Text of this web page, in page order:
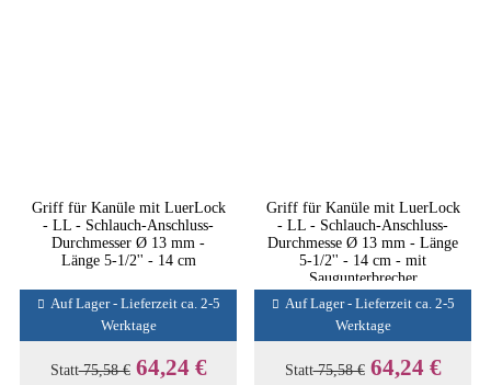
Griff für Kanüle mit LuerLock
- LL - Schlauch-Anschluss-
Durchmesser Ø 13 mm -
Länge 5-1/2'' - 14 cm
Auf Lager - Lieferzeit ca. 2-5
Werktage
Statt75,58 € 64,24 €
Griff für Kanüle mit LuerLock
- LL - Schlauch-Anschluss-
Durchmesse Ø 13 mm - Länge
5-1/2'' - 14 cm - mit
Saugunterbrecher
Auf Lager - Lieferzeit ca. 2-5
Werktage
Statt75,58 € 64,24 €